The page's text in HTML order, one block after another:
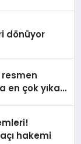
dönüyor
resmen
en çok yıkan
hakemi